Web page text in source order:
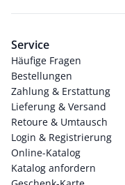
Service
Häufige Fragen
Bestellungen
Zahlung & Erstattung
Lieferung & Versand
Retoure & Umtausch
Login & Registrierung
Online-Katalog
Katalog anfordern